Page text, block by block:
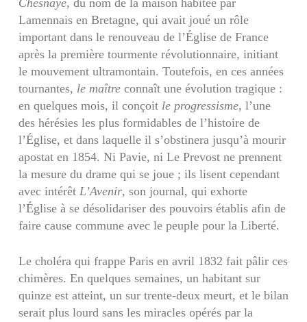
Chesnaye, du nom de la maison habitée par
Lamennais en Bretagne, qui avait joué un rôle
important dans le renouveau de l’Église de France
après la première tourmente révolutionnaire, initiant
le mouvement ultramontain. Toutefois, en ces années
tournantes, le maîtreconnaît une évolution tragique :
en quelques mois, il conçoit le progressisme, l’une
des hérésies les plus formidables de l’histoire de
l’Église, et dans laquelle il s’obstinera jusqu’à mourir
apostat en 1854. Ni Pavie, ni Le Prevost ne prennent
la mesure du drame qui se joue ; ils lisent cependant
avec intérêt L’Avenir, son journal, qui exhorte
l’Église à se désolidariser des pouvoirs établis afin de
faire cause commune avec le peuple pour la Liberté.
Le choléra qui frappe Paris en avril 1832 fait pâlir ces
chimères. En quelques semaines, un habitant sur
quinze est atteint, un sur trente-deux meurt, et le bilan
serait plus lourd sans les miracles opérés par la